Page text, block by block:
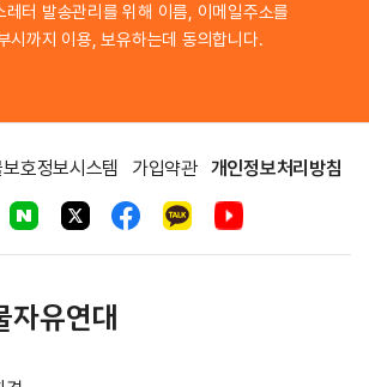
레터 발송관리를 위해 이름, 이메일주소를
시까지 이용, 보유하는데 동의합니다.
호정보시스템 가입약관 개인정보처리방침
자유연대